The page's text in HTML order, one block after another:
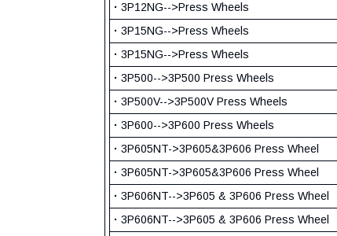
· 3P12NG-->Press Wheels
· 3P15NG-->Press Wheels
· 3P15NG-->Press Wheels
· 3P500-->3P500 Press Wheels
· 3P500V-->3P500V Press Wheels
· 3P600-->3P600 Press Wheels
· 3P605NT->3P605&3P606 Press Wheel
· 3P605NT->3P605&3P606 Press Wheel
· 3P606NT-->3P605 & 3P606 Press Wheel
· 3P606NT-->3P605 & 3P606 Press Wheel